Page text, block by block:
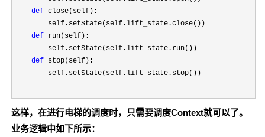
def close(self):
        self.setState(self.lift_state.close())
def run(self):
        self.setState(self.lift_state.run())
def stop(self):
        self.setState(self.lift_state.stop())
这样，在进行电梯的调度时，只需要调度Context就可以了。
业务逻辑中如下所示：